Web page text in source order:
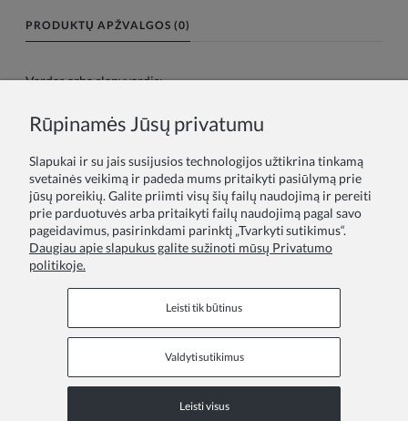
PRODUKTŲ APŽVALGOS (0)
Vardas arba slapyvardis:
Rūpinamės Jūsų privatumu
Slapukai ir su jais susijusios technologijos užtikrina tinkamą
svetainės veikimą ir padeda mums pritaikyti pasiūlymą prie
jūsų poreikių. Galite priimti visų šių failų naudojimą ir pereiti
prie parduotuvės arba pritaikyti failų naudojimą pagal savo
pageidavimus, pasirinkdami parinktį „Tvarkyti sutikimus“.
Daugiau apie slapukus galite sužinoti mūsų Privatumo
politikoje.
Leisti tik būtinus
Valdyti sutikimus
Leisti visus